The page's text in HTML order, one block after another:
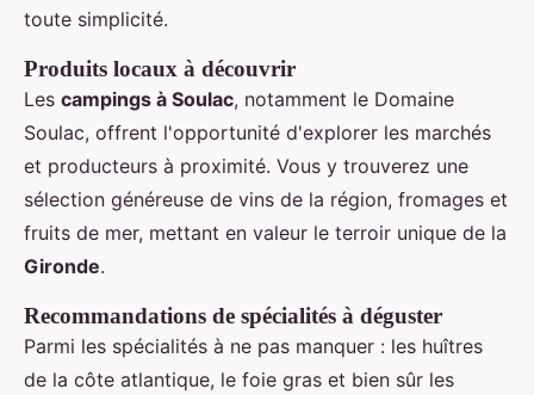
toute simplicité.
Produits locaux à découvrir
Les campings à Soulac, notamment le Domaine
Soulac, offrent l'opportunité d'explorer les marchés
et producteurs à proximité. Vous y trouverez une
sélection généreuse de vins de la région, fromages et
fruits de mer, mettant en valeur le terroir unique de la
Gironde.
Recommandations de spécialités à déguster
Parmi les spécialités à ne pas manquer : les huîtres
de la côte atlantique, le foie gras et bien sûr les